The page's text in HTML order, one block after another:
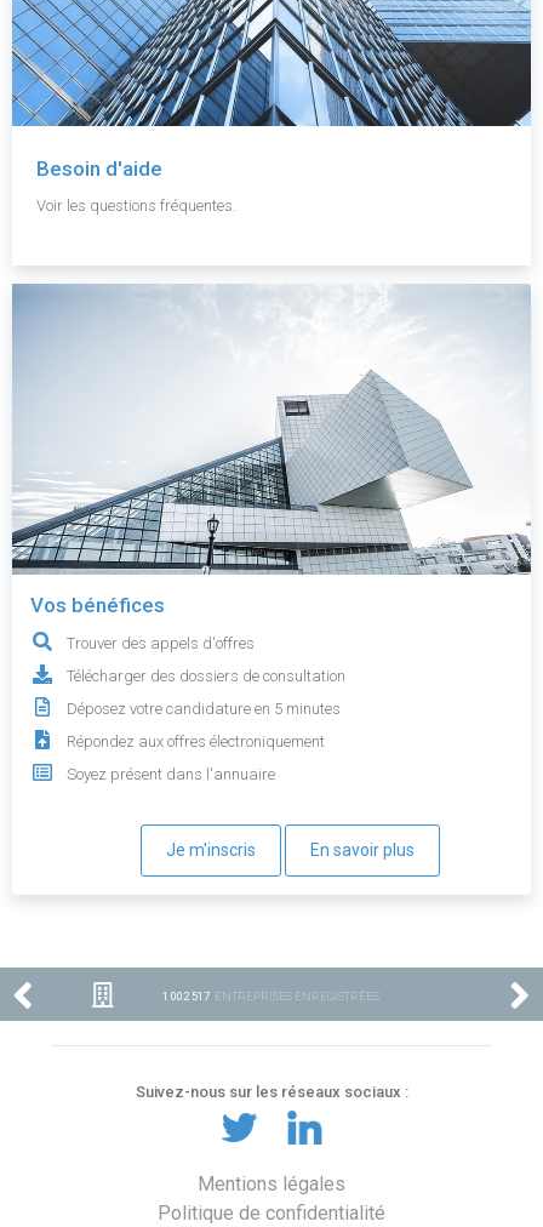
Besoin d'aide
Voir les questions fréquentes.
Vos bénéfices
Trouver des appels d'offres
Télécharger des dossiers de consultation
Déposez votre candidature en 5 minutes
Répondez aux offres électroniquement
Soyez présent dans l'annuaire
Je m'inscris En savoir plus
1 002 517 ENTREPRISES ENREGISTRÉES
Suivez-nous sur les réseaux sociaux :
Mentions légales
Politique de confidentialité